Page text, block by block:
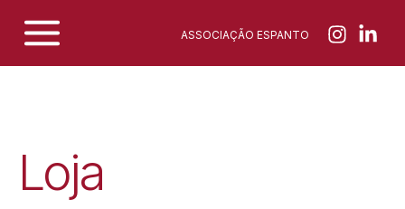
content
ASSOCIAÇÃO ESPANTO
Loja